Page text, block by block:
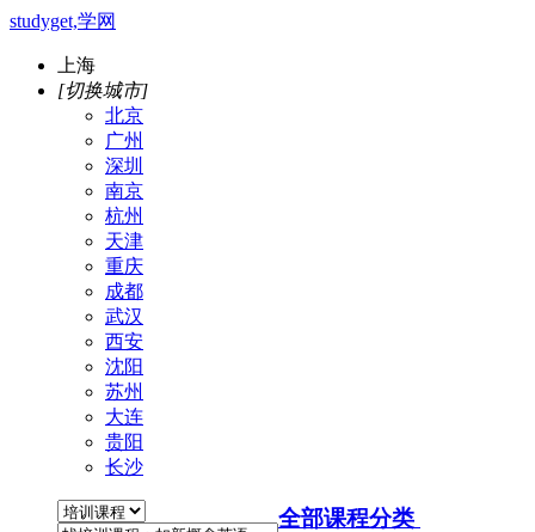
studyget,学网
上海
[切换城市]
北京
广州
深圳
南京
杭州
天津
重庆
成都
武汉
西安
沈阳
苏州
大连
贵阳
长沙
全部课程分类